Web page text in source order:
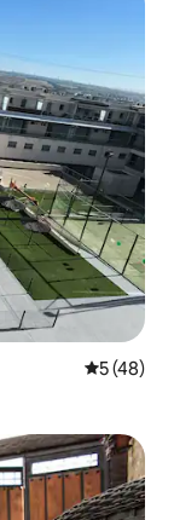
レビュー
5 (48)